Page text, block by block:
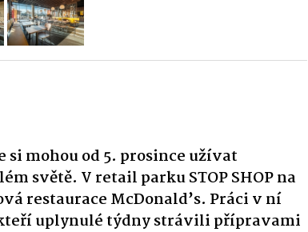
mohou od 5. prosince užívat
světě. V retail parku STOP SHOP na
restaurace McDonald’s. Práci v ní
uplynulé týdny strávili přípravami